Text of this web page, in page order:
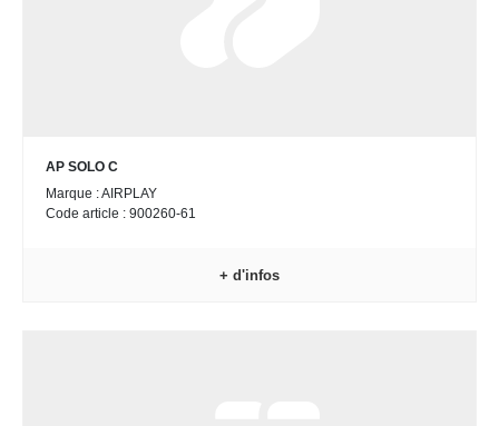
AP SOLO C
Marque : AIRPLAY
Code article : 900260-61
+ d'infos